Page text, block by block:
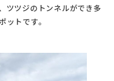
ツツジのトンネルができ多
ットです。